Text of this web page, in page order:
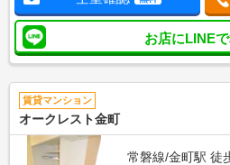
お店にLINE
賃貸マンション
オークレスト金町
常磐線/金町駅 徒